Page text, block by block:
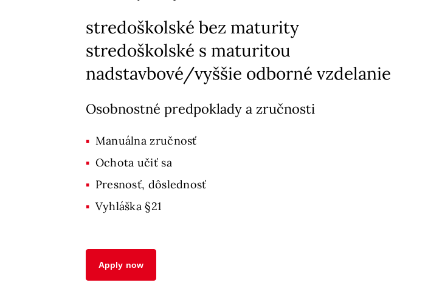
stredoškolské bez maturity
stredoškolské s maturitou
nadstavbové/vyššie odborné vzdelanie
Osobnostné predpoklady a zručnosti
Manuálna zručnosť
Ochota učiť sa
Presnosť, dôslednosť
Vyhláška §21
Apply now